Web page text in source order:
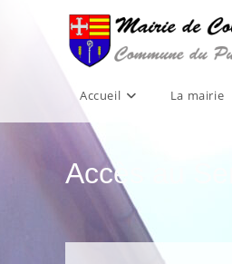
Accueil La mairie
Accès au